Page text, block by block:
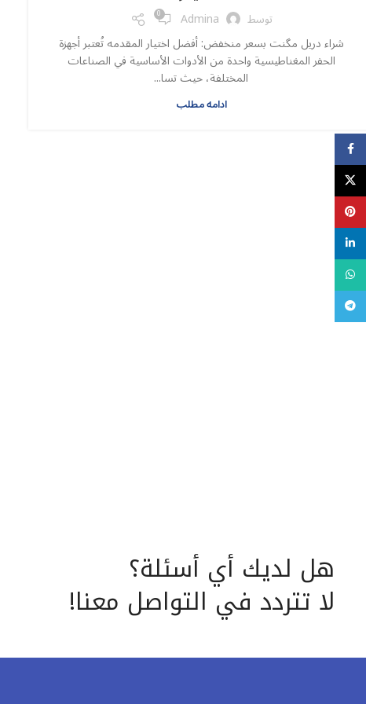
توسط Admina
0
شراء دريل مگنت بسعر منخفض: أفضل اختيار المقدمه تُعتبر أجهزة
الحفر المغناطيسية واحدة من الأدوات الأساسية في الصناعات
المختلفة، حيث تسا...
ادامه مطلب
هل لديك أي أسئلة؟
لا تتردد في التواصل معنا!